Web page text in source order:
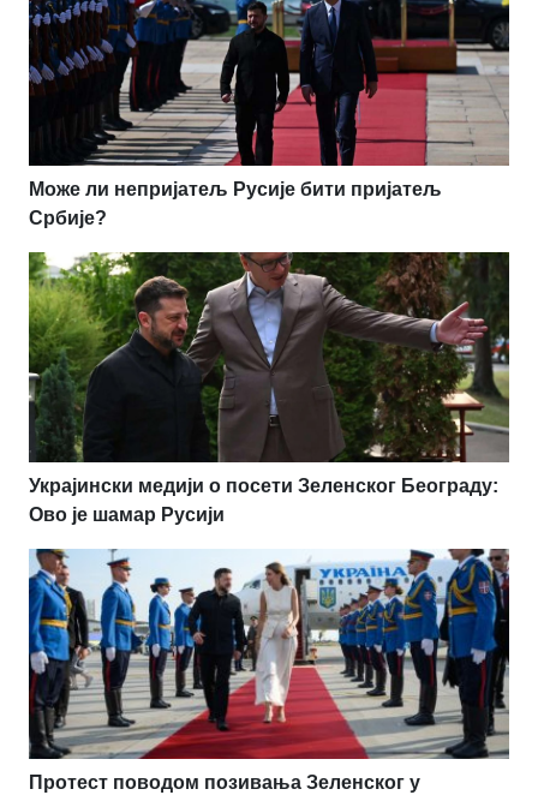
Може ли непријатељ Русије бити пријатељ
Србије?
Украјински медији о посети Зеленског Београду:
Ово је шамар Русији
Протест поводом позивања Зеленског у